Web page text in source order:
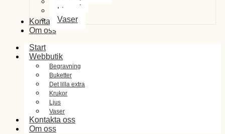
Ljus
Vaser
Kontakta oss
Om oss
Start
Webbutik
Begravning
Buketter
Det lilla extra
Krukor
Ljus
Vaser
Kontakta oss
Om oss